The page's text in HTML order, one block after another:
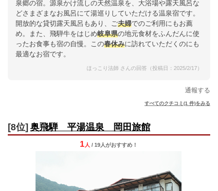
泉郷の宿。源泉かけ流しの天然温泉を、大浴場や露天風呂な
どさまざまなお風呂にて湯巡りしていただける温泉宿です。
開放的な貸切露天風呂もあり、ご夫婦でのご利用にもお薦
め。また、飛騨牛をはじめ岐阜県の地元食材をふんだんに使
ったお食事も宿の自慢。この春休みに訪れていただくのにも
最適なお宿です。
ほっこり法師 さんの回答（投稿日：2025/2/17）
通報する
すべてのクチコミ(1 件)をみる
[8位] 奥飛騨 平湯温泉 岡田旅館
1 人 / 19人がおすすめ！